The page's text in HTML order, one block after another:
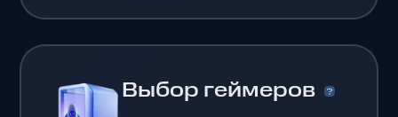
Выбор геймеров